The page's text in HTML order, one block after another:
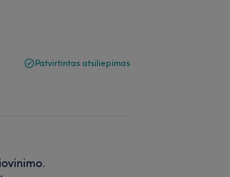
Patvirtintas atsiliepimas